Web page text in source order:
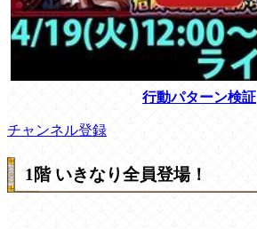
行動パターン検証
チャンネル登録
1階 いきなり全員登場！